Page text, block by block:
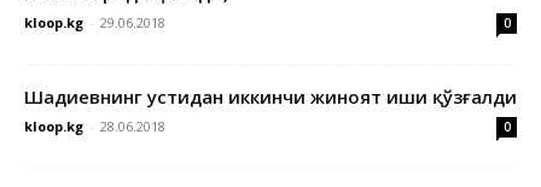
kloop.kg - 29.06.2018 0
Шадиевнинг устидан иккинчи жиноят иши қўзғалди
kloop.kg - 28.06.2018 0